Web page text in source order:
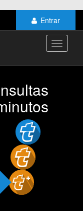
Entrar
Toggle